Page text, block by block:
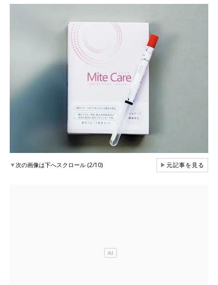
▼次の画像は下へスクロール (2/10) ▶元記事を見る